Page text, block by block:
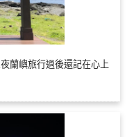
蘭嶼旅行過後還記在心上